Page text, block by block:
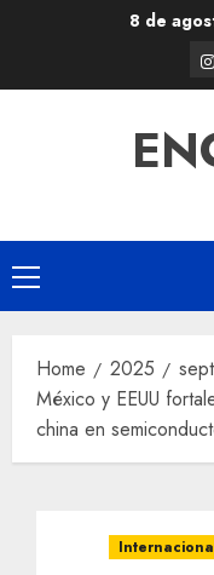
8 de
Primary
Menu
Home 2025
México y EEUU
china en